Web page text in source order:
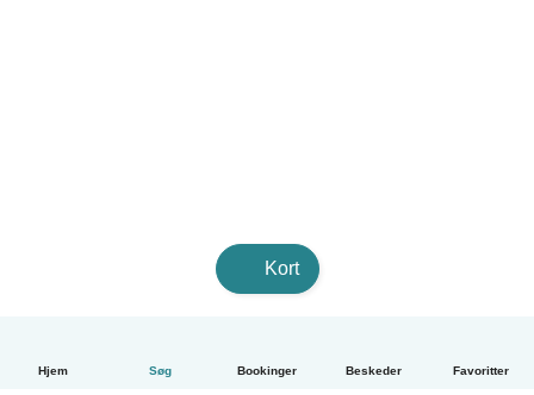
Hjem Søg Bookinger Beskeder Favoritter
Kort